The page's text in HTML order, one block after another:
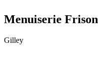
Menuiserie Frison
Gilley